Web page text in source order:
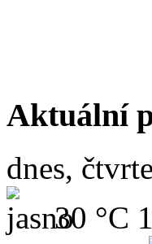
Aktuální
dnes,
30 °C